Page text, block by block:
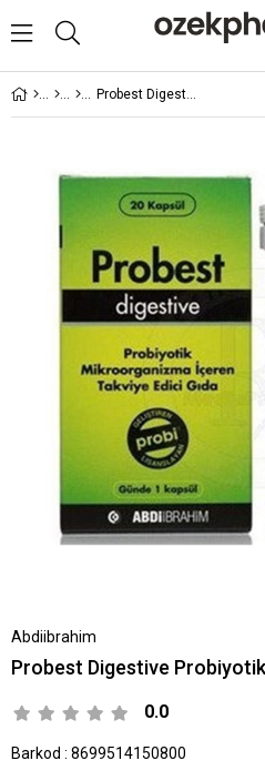
Probest Digestive Probiyotik 20 Kapsül
Abdiibrahim
Probest Digestive Probiyotik
0.0
Barkod : 8699514150800